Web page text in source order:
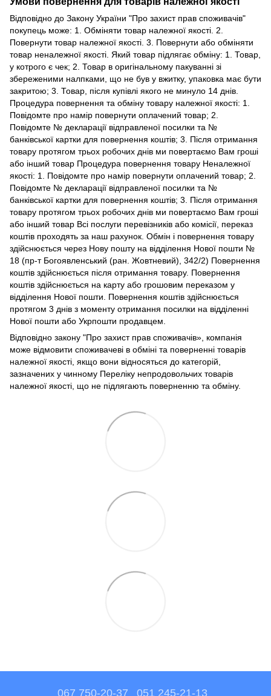
Відповідно до Закону України "Про захист прав споживачів"
покупець може: 1. Обміняти товар належної якості. 2.
Повернути товар належної якості. 3. Повернути або обміняти
товар неналежної якості. Який товар підлягає обміну: 1. Товар,
у котрого є чек; 2. Товар в оригінальному пакуванні зі
збереженими налпками, що не був у вжитку, упаковка має бути
закритою; 3. Товар, після купівлі якого не минуло 14 днів.
Процедура повернення та обміну товару належної якості: 1.
Повідомте про намір повернути оплачений товар; 2.
Повідомте № декларації відправленої посилки та №
банківської картки для повернення коштів; 3. Після отримання
товару протягом трьох робочих днів ми повертаємо Вам гроші
або інший товар Процедура повернення товару Неналежної
якості: 1. Повідомте про намір повернути оплачений товар; 2.
Повідомте № декларації відправленої посилки та №
банківської картки для повернення коштів; 3. Після отримання
товару протягом трьох робочих днів ми повертаємо Вам гроші
або інший товар Всі послуги перевізників або комісії, переказ
коштів проходять за наш рахунок. Обмін і повернення товару
здійснюється через Нову пошту на відділення Нової пошти №
18 (пр-т Богоявленський (ран. Жовтневий), 342/2) Повернення
коштів здійснюється після отримання товару. Повернення
коштів здійснюється на карту або грошовим переказом у
відділення Нової пошти. Повернення коштів здійснюється
протягом 3 днів з моменту отримання посилки на відділенні
Нової пошти або Укрпошти продавцем.
Відповідно закону "Про захист прав споживачів», компанія
може відмовити споживачеві в обміні та поверненні товарів
належної якості, якщо вони відносяться до категорій,
зазначених у чинному Переліку непродовольчих товарів
належної якості, що не підлягають поверненню та обміну.
067 750-20-37 051 245-21-13